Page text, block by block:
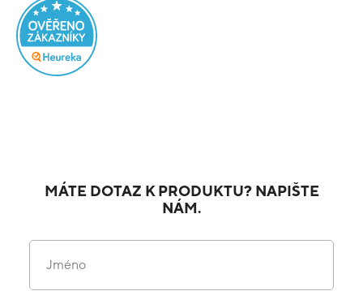
MÁTE DOTAZ K PRODUKTU? NAPIŠTE
NÁM.
Jméno